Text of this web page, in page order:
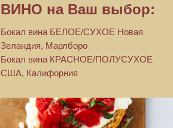
ВИНО на Ваш выбор:
Бокал вина БЕЛОЕ/СУХОЕ Новая
Зеландия, Марлборо
Бокал вина КРАСНОЕ/ПОЛУСУХОЕ
США, Калифорния